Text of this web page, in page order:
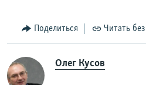
Поделиться Читать без
Олег Кусов